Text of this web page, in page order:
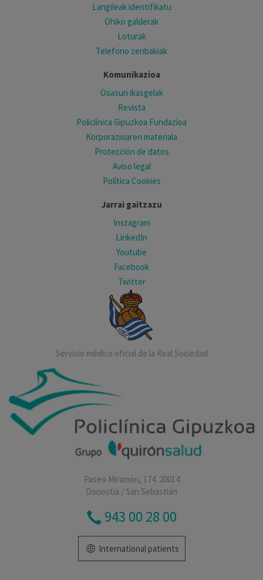
Langileak identifikatu
Ohiko galderak
Loturak
Telefono zenbakiak
Komunikazioa
Osasun ikasgelak
Revista
Policlínica Gipuzkoa Fundazioa
Korporazioaren materiala
Protección de datos
Aviso legal
Política Cookies
Jarrai gaitzazu
Instagram
LinkedIn
Youtube
Facebook
Twitter
Servicio médico oficial de la Real Sociedad
Paseo Miramón, 174. 20014
Donostia / San Sebastián
943 00 28 00
International patients